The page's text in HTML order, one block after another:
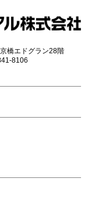
橋エドグラン28階
8106